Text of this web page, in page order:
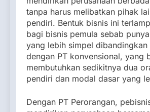
tanpa harus melibatkan pihak
pendiri. Bentuk bisnis ini
bagi bisnis pemula sebab
yang lebih simpel dibandingkan
dengan PT konvensional, yang
membutuhkan sedikitnya dua
pendiri dan modal dasar yang
Dengan PT Perorangan,